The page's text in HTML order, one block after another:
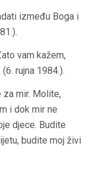
između Boga i
vam kažem,
rujna 1984.).
za mir. Molite,
i dok mir ne
djece. Budite
budite moj živi